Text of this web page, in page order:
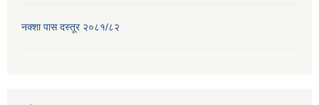
नक्शा पास दस्तूर २०८१/८२